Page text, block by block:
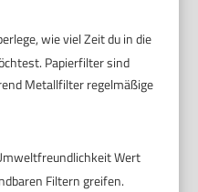
wie viel Zeit du in die
Papierfilter sind
Metallfilter regelmäßige
Wert
Filtern greifen.